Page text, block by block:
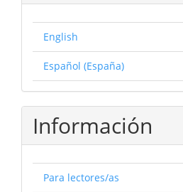
English
Español (España)
Información
Para lectores/as